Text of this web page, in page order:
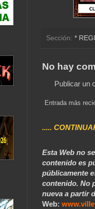
Sección: *
No hay
Publicar un
Entrada más
.....
Esta Web no
contenido es
públicamente
contenido. No
nueva a partir
Web: